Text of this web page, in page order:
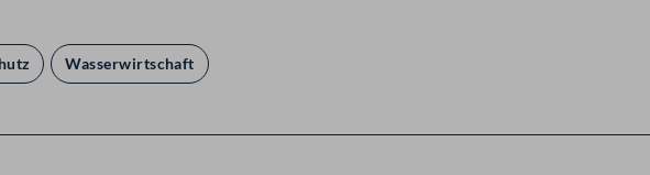
Wasserwirtschaft